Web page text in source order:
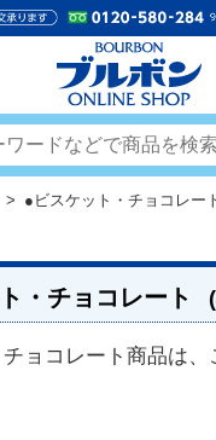
> ●ビスケット・チョコレー
・チョコレート
ョコレート商品は